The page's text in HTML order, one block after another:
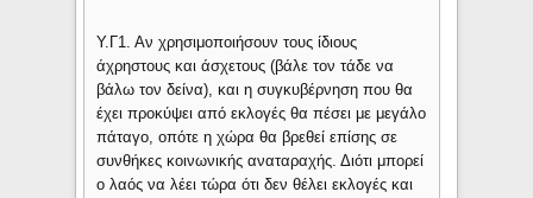
Υ.Γ1. Αν χρησιμοποιήσουν τους ίδιους
άχρηστους και άσχετους (βάλε τον τάδε να
βάλω τον δείνα), και η συγκυβέρνηση που θα
έχει προκύψει από εκλογές θα πέσει με μεγάλο
πάταγο, οπότε η χώρα θα βρεθεί επίσης σε
συνθήκες κοινωνικής αναταραχής. Διότι μπορεί
ο λαός να λέει τώρα ότι δεν θέλει εκλογές και